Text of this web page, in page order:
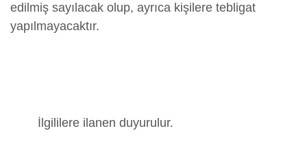
edilmiş sayılacak olup, ayrıca kişilere tebligat
yapılmayacaktır.
İlgililere ilanen duyurulur.